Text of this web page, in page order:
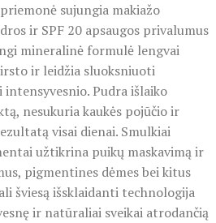
sujungia makiažo
ir SPF 20 apsaugos privalumus
mineralinė formulė lengvai
ir leidžia sluoksniuoti
Pudra išlaiko
nesukuria kaukės pojūčio ir
visai dienai. Smulkiai
užtikrina puikų maskavimą ir
pigmentines dėmes bei kitus
šviesą išsklaidanti technologija
ir natūraliai sveikai atrodančią